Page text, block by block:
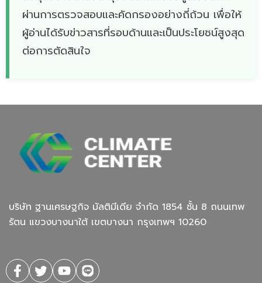
ผ่านการตรวจสอบและคัดกรองอย่างถี่ถ้วน เพื่อให้
ผู้อ่านได้รับข่าวสารที่รอบด้านและเป็นประโยชน์สูงสุด
ต่อการตัดสินใจ
บริษัท ฐานเศรษฐกิจ มัลติมีเดีย จํากัด 1854 ชั้น 8 ถนนเทพ
รัตน แขวงบางนาใต้ เขตบางนา กรุงเทพฯ 10260